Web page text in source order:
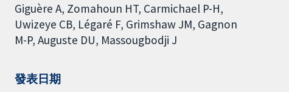
Giguère A Zomahoun HT Carmichael P-H
Uwizeye CB Légaré F Grimshaw JM Gagnon
M-P Auguste DU Massougbodji J
發表日期